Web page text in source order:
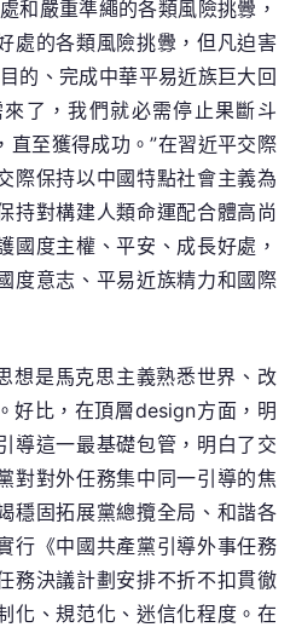
和嚴重準繩的各類風險挑釁，
處的各類風險挑釁，但凡迫害
的、完成中華平易近族巨大回
了，我們就必需停止果斷斗
直至獲得成功。”在習近平交際
際保持以中國特點社會主義為
持對構建人類命運配合體高尚
國度主權、平安、成長好處，
度意志、平易近族精力和國際
想是馬克思主義熟悉世界、改
好比，在頂層design方面，明
導這一最基礎包管，明白了交
對對外任務集中同一引導的焦
穩固拓展黨總攬全局、和諧各
行《中國共產黨引導外事任務
務決議計劃安排不折不扣貫徹
化、規范化、迷信化程度。在